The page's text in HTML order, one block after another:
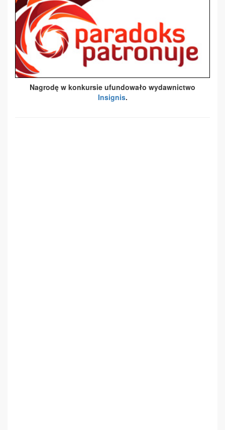
Nagrodę w konkursie ufundowało wydawnictwo
Insignis.